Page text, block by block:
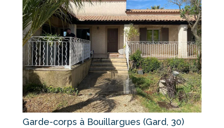
Garde-corps à Bouillargues (Gard, 30)